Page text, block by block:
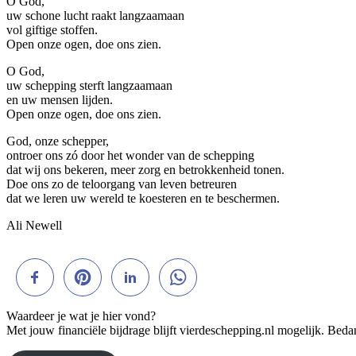
uw schone lucht raakt langzaamaan
vol giftige stoffen.
Open onze ogen, doe ons zien.
O God,
uw schepping sterft langzaamaan
en uw mensen lijden.
Open onze ogen, doe ons zien.
God, onze schepper,
ontroer ons zó door het wonder van de schepping
dat wij ons bekeren, meer zorg en betrokkenheid tonen.
Doe ons zo de teloorgang van leven betreuren
dat we leren uw wereld te koesteren en te beschermen.
Ali Newell
Waardeer je wat je hier vond?
Met jouw financiële bijdrage blijft vierdeschepping.nl mogelijk.